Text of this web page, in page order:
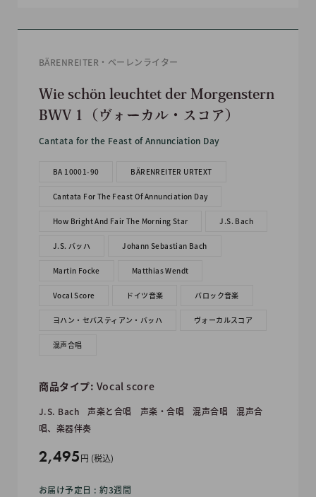
BÄRENREITER・ベーレンライター
Wie schön leuchtet der Morgenstern
BWV 1（ヴォーカル・スコア）
Cantata for the Feast of Annunciation Day
BA 10001-90 BÄRENREITER URTEXT
Cantata For The Feast Of Annunciation Day
How Bright And Fair The Morning Star J.S. Bach
J.S. バッハ Johann Sebastian Bach
Martin Focke Matthias Wendt
Vocal Score ドイツ音楽 バロック音楽
ヨハン・セバスティアン・バッハ ヴォーカルスコア
混声合唱
商品タイプ: Vocal score
J.S. Bach 声楽と合唱 声楽・合唱 混声合唱
混声合
唱、楽器伴奏
販
2,495円 (税込)
お届け予定日 : 約3週間